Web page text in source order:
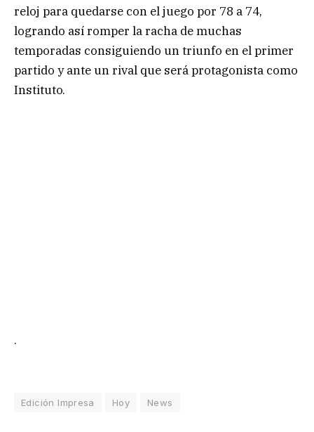
reloj para quedarse con el juego por 78 a 74,
logrando así romper la racha de muchas
temporadas consiguiendo un triunfo en el primer
partido y ante un rival que será protagonista como
Instituto.
.
Edición Impresa Hoy News